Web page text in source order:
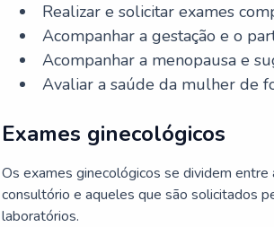
Realizar e solicitar exames
Acompanhar a gestação e o
Acompanhar a menopausa e
Avaliar a saúde da mulher de
Exames ginecológicos
Os exames ginecológicos se dividem
consultório e aqueles que são solicitados
laboratórios.